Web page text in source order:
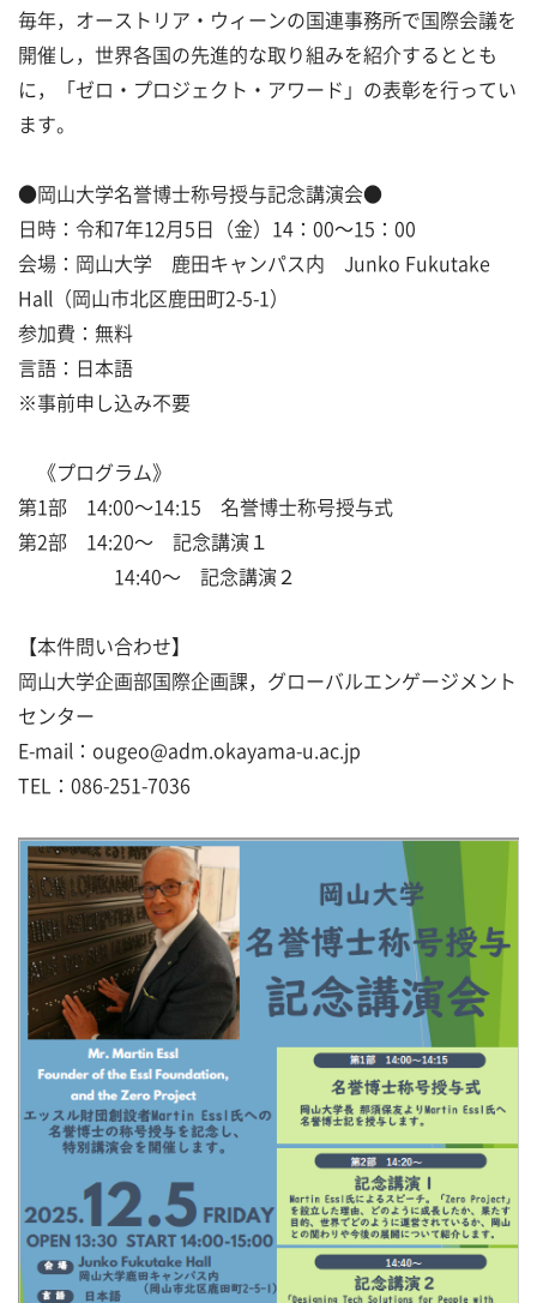
毎年，オーストリア・ウィーンの国連事務所で国際会議を
開催し，世界各国の先進的な取り組みを紹介するととも
に，「ゼロ・プロジェクト・アワード」の表彰を行ってい
ます。
●岡山大学名誉博士称号授与記念講演会●
日時：令和7年12月5日（金）14：00～15：00
会場：岡山大学 鹿田キャンパス内 Junko Fukutake
Hall（岡山市北区鹿田町2-5-1）
参加費：無料
言語：日本語
※事前申し込み不要
《プログラム》
第1部 14:00〜14:15 名誉博士称号授与式
第2部 14:20〜 記念講演１
14:40〜 記念講演２
【本件問い合わせ】
岡山大学企画部国際企画課，グローバルエンゲージメント
センター
E-mail：ougeo@adm.okayama-u.ac.jp
TEL：086-251-7036